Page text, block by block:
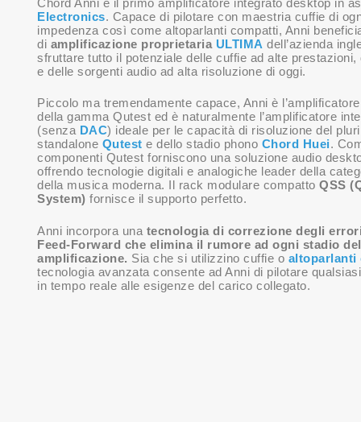
Electronics. Capace di pilotare con maestria cuffie di
impedenza così come altoparlanti compatti, Anni
di amplificazione proprietaria ULTIMA dell’azienda
sfruttare tutto il potenziale delle cuffie ad alte
e delle sorgenti audio ad alta risoluzione di oggi.
Piccolo ma tremendamente capace, Anni è
della gamma Qutest ed è naturalmente l’amplificatore
(senza DAC) ideale per le capacità di risoluzione del
standalone Qutest e dello stadio phono Chord Huei.
componenti Qutest forniscono una soluzione audio
offrendo tecnologie digitali e analogiche leader della
della musica moderna. Il rack modulare compatto QSS
System) fornisce il supporto perfetto.
Anni incorpora una tecnologia di correzione degli
Feed-Forward che elimina il rumore ad ogni stadio
amplificazione. Sia che si utilizzino cuffie o altoparlanti
tecnologia avanzata consente ad Anni di pilotare
in tempo reale alle esigenze del carico collegato.